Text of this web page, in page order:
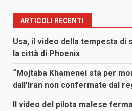
ARTICOLI RECENTI
Usa, il video della tempesta di
la città di Phoenix
“Mojtaba Khamenei sta per
dall’Iran non confermate dal
Il video del pilota malese